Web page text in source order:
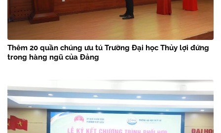
Thêm 20 quần chúng ưu tú Trường Đại học Thủy lợi đứng
trong hàng ngũ của Đảng